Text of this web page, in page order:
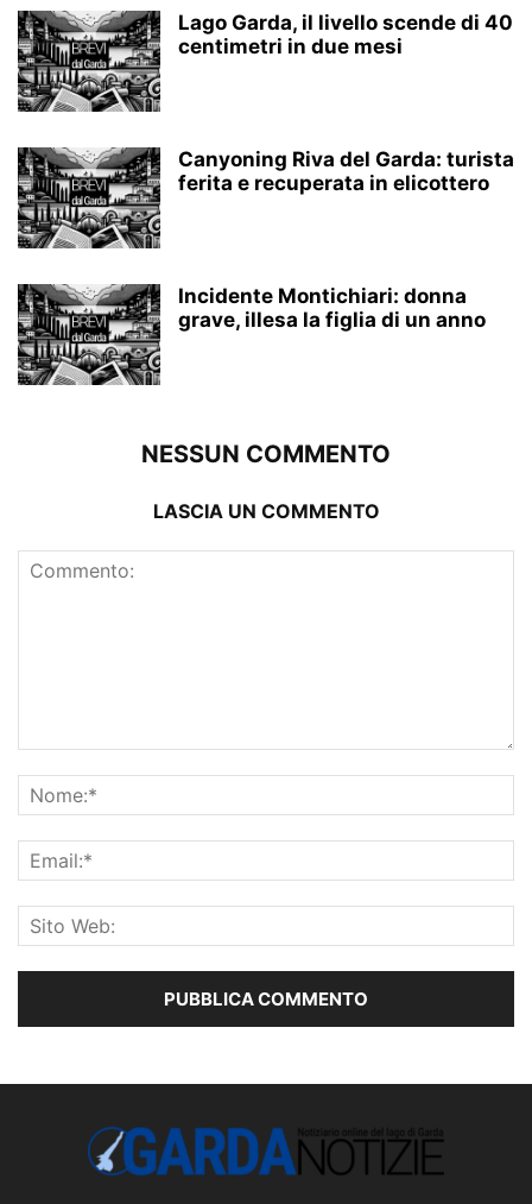
Lago Garda, il livello scende di 40
centimetri in due mesi
Canyoning Riva del Garda: turista
ferita e recuperata in elicottero
Incidente Montichiari: donna
grave, illesa la figlia di un anno
NESSUN COMMENTO
LASCIA UN COMMENTO